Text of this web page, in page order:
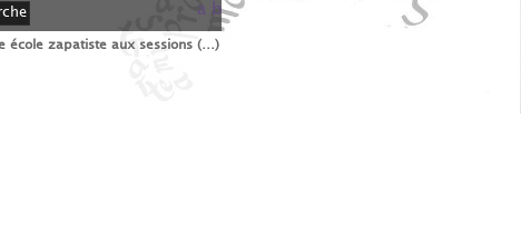
a b
école zapatiste aux sessions (…)